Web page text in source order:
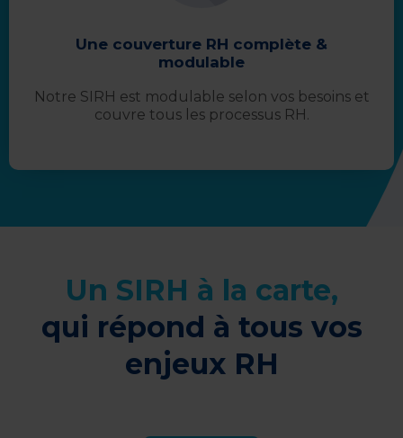
Une couverture RH complète &
modulable
Notre SIRH est modulable selon vos besoins et
couvre tous les processus RH.
Un SIRH à la carte,
qui répond à tous vos
enjeux RH